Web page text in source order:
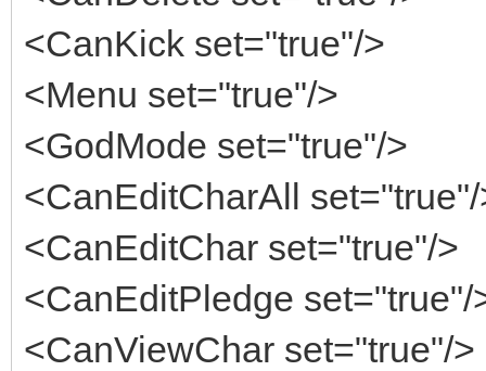
<CanKick set="true"/>
<Menu set="true"/>
<GodMode set="true"/>
<CanEditCharAll
<CanEditChar set="true"/>
<CanEditPledge set="true"/
<CanViewChar set="true"/>